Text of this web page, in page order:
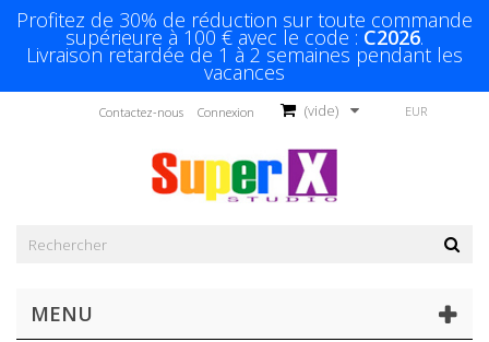
Profitez de 30% de réduction sur toute commande
supérieure à 100 € avec le code : C2026.
Livraison retardée de 1 à 2 semaines pendant les
vacances
EUR
(vide)
Connexion
Contactez-nous
MENU